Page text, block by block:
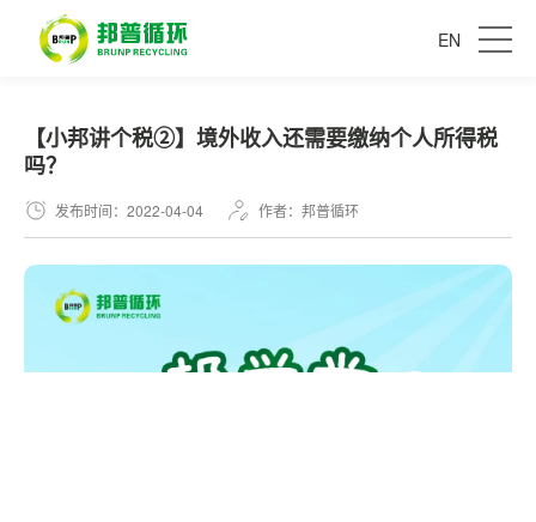
EN
【小邦讲个税②】境外收入还需要缴纳个人所得税
吗？
发布时间：2022-04-04 作者：邦普循环